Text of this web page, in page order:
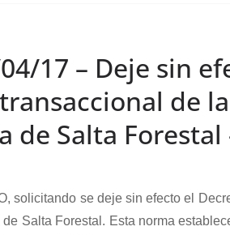
17 – Deje sin
de
Salta Forestal
solicitando se deje sin efecto el
Salta Forestal. Esta norma